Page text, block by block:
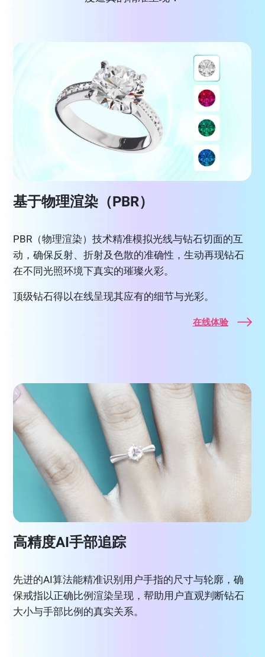
基于物理渲染（PBR）
PBR（物理渲染）技术精准模拟光线与钻石切面的互
动，确保反射、折射及色散的准确性，生动再现钻石
在不同光照环境下真实的璀璨火彩。
顶级钻石得以在线呈现其应有的细节与光彩。
在线体验
高精度AI手部追踪
先进的AI算法能精准识别用户手指的尺寸与轮廓，确
保戒指以正确比例渲染呈现，帮助用户直观判断钻石
大小与手部比例的真实关系。